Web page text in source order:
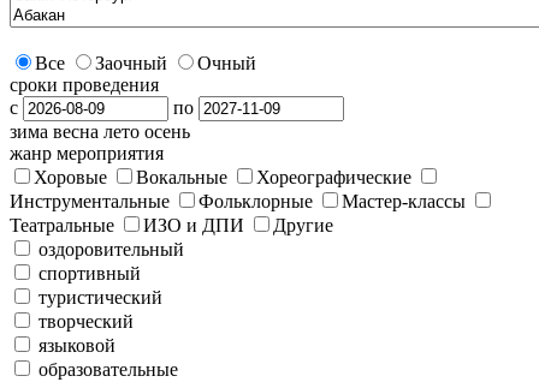
Все Заочный
Очный
сроки проведения
с
по
зима весна лето осень
жанр мероприятия
Хоровые
Вокальные
Хореографические
Инструментальные
Фольклорные
Мастер-классы
Театральные
ИЗО и ДПИ
Другие
оздоровительный
спортивный
туристический
творческий
языковой
образовательные